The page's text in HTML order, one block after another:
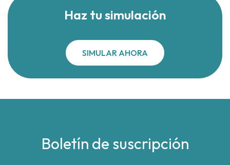
Haz tu simulación
SIMULAR AHORA
Boletín de suscripción